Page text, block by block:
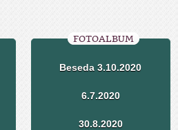
FOTOALBUM
Beseda 3.10.2020
6.7.2020
30.8.2020